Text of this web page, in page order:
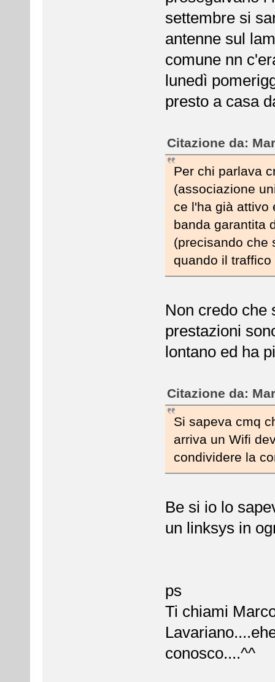
settembre si
antenne sul
comune nn
lunedì
presto a casa
Citazione da:
Per chi parlava
(associazione
ce l'ha già attivo
banda garantita
(precisando che
quando il traffico
Non credo che
prestazioni
lontano ed ha
Citazione da:
Si sapeva cmq
arriva un Wifi
condividere la
Be si io lo
un linksys in
ps
Ti chiami
conosco....^^